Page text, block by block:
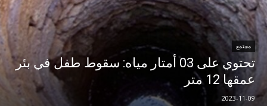
مجتمع
تحتوي على 03 أمتار مياه: سقوط طفل في بئر
عمقها 12 متر
2023-11-09